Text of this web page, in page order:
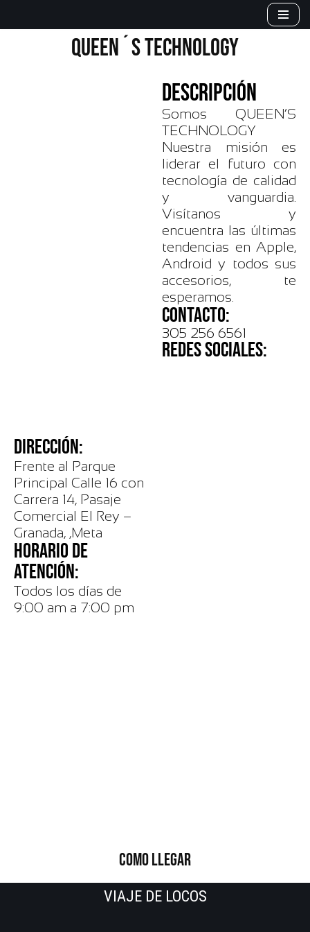
QUEEN´S TECHNOLOGY
DESCRIPCIÓN
Somos QUEEN’S
TECHNOLOGY
Nuestra misión es
liderar el futuro con
tecnología de calidad
y vanguardia.
Visítanos y
encuentra las últimas
tendencias en Apple,
Android y todos sus
accesorios, te
esperamos.
CONTACTO:
305 256 6561
REDES SOCIALES:
DIRECCIÓN:
Frente al Parque
Principal Calle 16 con
Carrera 14, Pasaje
Comercial El Rey –
Granada, ,Meta
HORARIO DE
ATENCIÓN:
Todos los días de
9:00 am a 7:00 pm
COMO LLEGAR
VIAJE DE LOCOS